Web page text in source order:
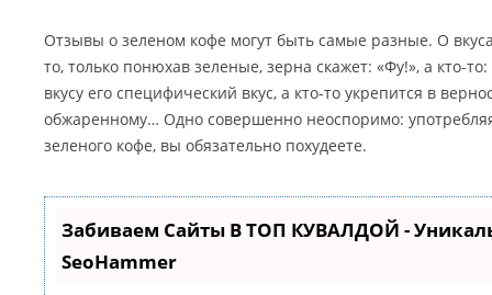
Отзывы о зеленом кофе могут быть самые разные. О
то, только понюхав зеленые, зерна скажет: «Фу!», а кто-
вкусу его специфический вкус, а кто-то укрепится в
обжаренному… Одно совершенно неоспоримо:
зеленого кофе, вы обязательно похудеете.
Забиваем Сайты В ТОП КУВАЛДОЙ -
SeoHammer